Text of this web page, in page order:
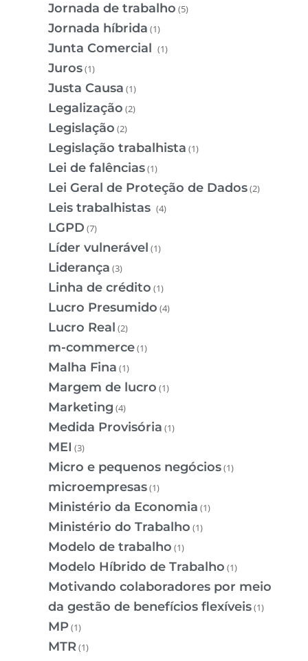
Jornada de trabalho (5)
Jornada híbrida (1)
Junta Comercial (1)
Juros(1)
Justa Causa (1)
Legalização (2)
Legislação (2)
Legislação trabalhista (1)
Lei de falências(1)
Lei Geral de Proteção de Dados(2)
Leis trabalhistas (4)
LGPD (7)
Líder vulnerável (1)
Liderança (3)
Linha de crédito (1)
Lucro Presumido (4)
Lucro Real (2)
m-commerce(1)
Malha Fina (1)
Margem de lucro (1)
Marketing (4)
Medida Provisória (1)
MEI (3)
Micro e pequenos negócios(1)
microempresas(1)
Ministério da Economia (1)
Ministério do Trabalho (1)
Modelo de trabalho (1)
Modelo Híbrido de Trabalho (1)
Motivando colaboradores por meio
da gestão de benefícios flexíveis(1)
MP(1)
MTR(1)